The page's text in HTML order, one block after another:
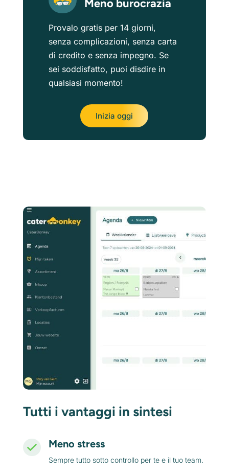
Meno burocrazia
Provalo gratis per 14 giorni,
senza complicazioni, senza carta
di credito e senza impegno. Se
sei soddisfatto, puoi disdire in
qualsiasi momento!
Inizia oggi
Tutti i vantaggi in sintesi
Meno stress
Sempre tutto sotto controllo per te e il tuo team.